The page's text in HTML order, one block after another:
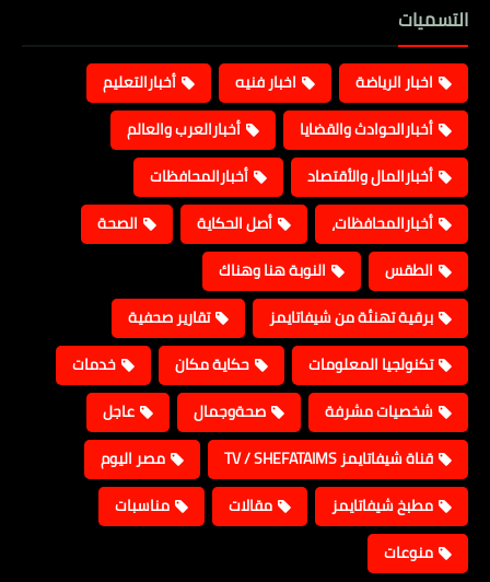
التسميات
اخبار الرياضة اخبار فنيه
أخبارالتعليم
أخبارالحوادث والقضايا
أخبارالعرب والعالم
أخبارالمال والأقتصاد
أخبارالمحافظات
أخبارالمحافظات،
أصل الحكاية
الصحة
الطقس
النوبة هنا وهناك
برقية تهنئة من شيفاتايمز
تقارير صحفية
تكنولجيا المعلومات
حكاية مكان
خدمات
شخصيات مشرفة
صحةوجمال
عاجل
قناة شيفاتايمز TV / SHEFATAIMS
مصر اليوم
مطبخ شيفاتايمز
مقالات
مناسبات
منوعات